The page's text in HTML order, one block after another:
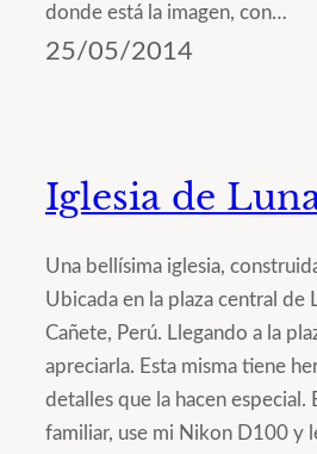
donde está la imagen, con…
25/05/2014
Iglesia de
Una bellísima iglesia,
Ubicada en la plaza central de
Cañete, Perú. Llegando a la
apreciarla. Esta misma tiene
detalles que la hacen especial.
familiar, use mi Nikon D100 y